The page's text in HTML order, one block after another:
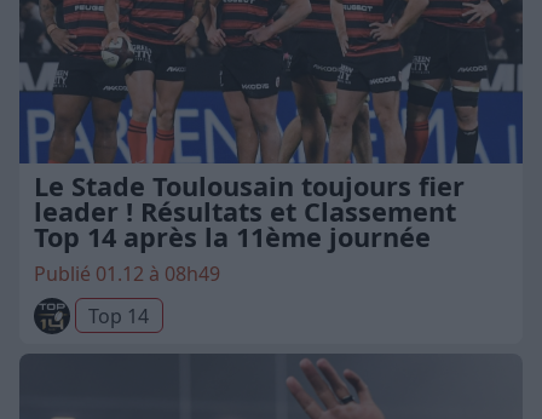
Le Stade Toulousain toujours fier
leader ! Résultats et Classement
Top 14 après la 11ème journée
Publié 01.12 à 08h49
Top 14